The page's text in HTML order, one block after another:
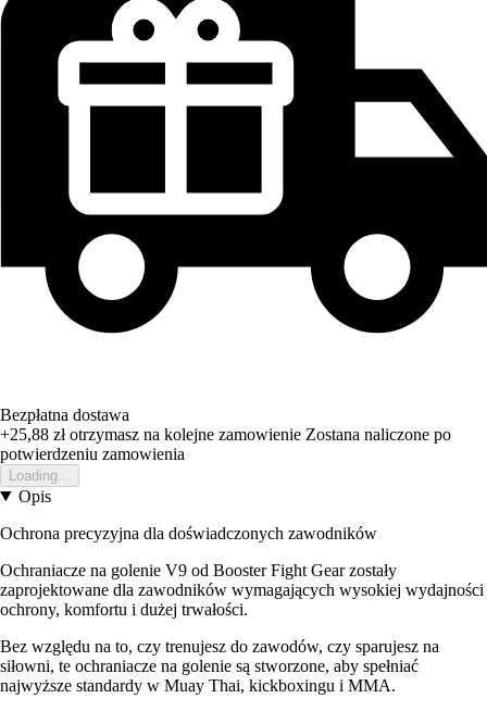
Bezpłatna dostawa
+25,88 złotrzymasz na kolejne zamowienie Zostana naliczone po
potwierdzeniu zamowienia
Loading...
Opis
Ochrona precyzyjna dla doświadczonych zawodników
Ochraniacze na golenie V9 od Booster Fight Gear zostały
zaprojektowane dla zawodników wymagających wysokiej wydajności
ochrony, komfortu i dużej trwałości.
Bez względu na to, czy trenujesz do zawodów, czy sparujesz na
siłowni, te ochraniacze na golenie są stworzone, aby spełniać
najwyższe standardy w Muay Thai, kickboxingu i MMA.